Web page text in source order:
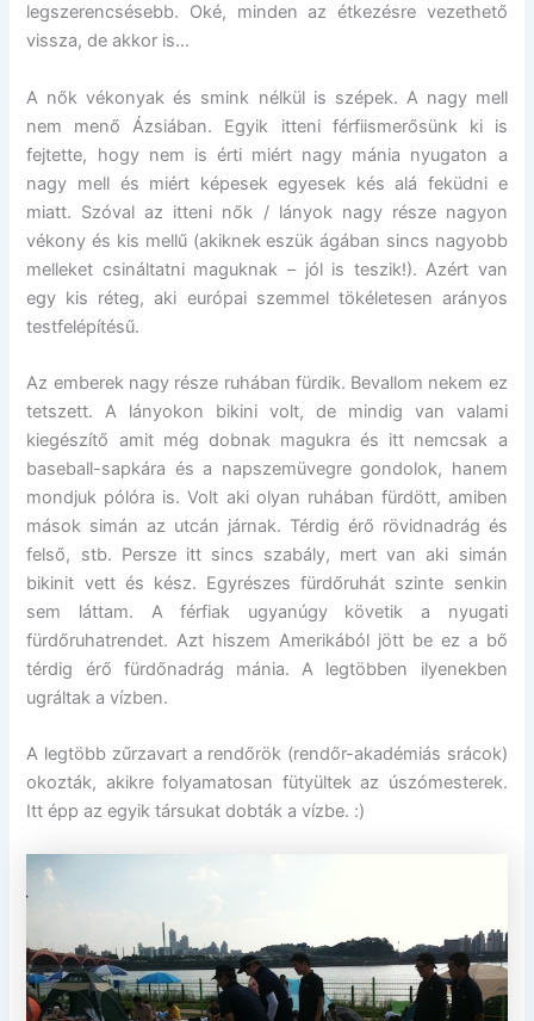
legszerencsésebb. Oké, minden az étkezésre vezethető
vissza, de akkor is…
A nők vékonyak és smink nélkül is szépek. A nagy mell
nem menő Ázsiában. Egyik itteni férfiismerősünk ki is
fejtette, hogy nem is érti miért nagy mánia nyugaton a
nagy mell és miért képesek egyesek kés alá feküdni e
miatt. Szóval az itteni nők / lányok nagy része nagyon
vékony és kis mellű (akiknek eszük ágában sincs nagyobb
melleket csináltatni maguknak – jól is teszik!). Azért van
egy kis réteg, aki európai szemmel tökéletesen arányos
testfelépítésű.
Az emberek nagy része ruhában fürdik. Bevallom nekem ez
tetszett. A lányokon bikini volt, de mindig van valami
kiegészítő amit még dobnak magukra és itt nemcsak a
baseball-sapkára és a napszemüvegre gondolok, hanem
mondjuk pólóra is. Volt aki olyan ruhában fürdött, amiben
mások simán az utcán járnak. Térdig érő rövidnadrág és
felső, stb. Persze itt sincs szabály, mert van aki simán
bikinit vett és kész. Egyrészes fürdőruhát szinte senkin
sem láttam. A férfiak ugyanúgy követik a nyugati
fürdőruhatrendet. Azt hiszem Amerikából jött be ez a bő
térdig érő fürdőnadrág mánia. A legtöbben ilyenekben
ugráltak a vízben.
A legtöbb zűrzavart a rendőrök (rendőr-akadémiás srácok)
okozták, akikre folyamatosan fütyültek az úszómesterek.
Itt épp az egyik társukat dobták a vízbe. :)